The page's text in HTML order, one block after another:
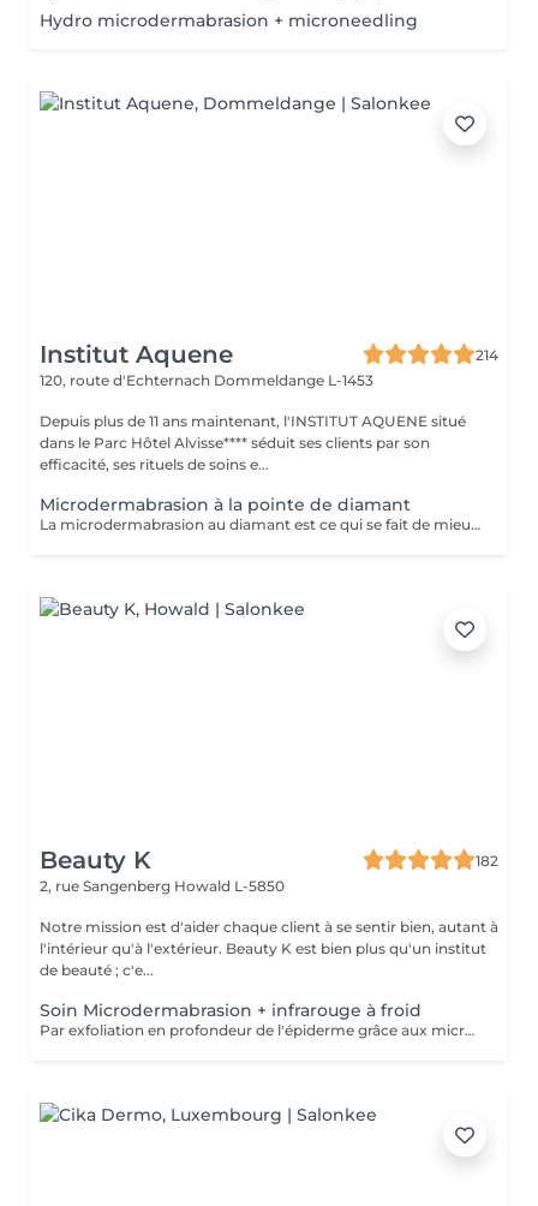
Hydro microdermabrasion + microneedling
Institut Aquene
214
120, route d'Echternach Dommeldange L-1453
Depuis plus de 11 ans maintenant, l'INSTITUT AQUENE situé
dans le Parc Hôtel Alvisse**** séduit ses clients par son
efficacité, ses rituels de soins e...
Microdermabrasion à la pointe de diamant
La microdermabrasion au diamant est ce qui se fait de mieux en matière de peeling. C'est un appareil innovateur, combinant 2 actions: polissante des cristaux de diamant qui enlève les cellules mortes. nettoyante qui stimule la croissance des cellules nouvelles ainsi que la production de collagène et d'élastine. Ce soin du visage a pour but d'exfolier la peau, d'en améliorer la texture et de procurer un teint lumineux. En cure allant de 5 à 8 séances en fonction de votre peau, vous pouvez atténuer les tâches, et même les cicatrises dû à l'acné par exemple. Vous pouvez inclure la microdermabrasion dans votre rendez-vous soin visage pour un supplément de 35€, les effets n'en seront que décupler. EXCEPTÉ POUR LE SOIN RÉVOLUTION
Beauty K
182
2, rue Sangenberg Howald L-5850
Notre mission est d'aider chaque client à se sentir bien, autant à
l'intérieur qu'à l'extérieur. Beauty K est bien plus qu'un institut
de beauté ; c'e...
Soin Microdermabrasion + infrarouge à froid
Par exfoliation en profondeur de l'épiderme grâce aux micro-cristaux, ce soin permet de nettoyer et de réduire: les taches pigmentaires et/ou certaines imperfections de la peau, resserrer les pores, atténuer rides, ridules et les cicatrices d'acné. Le soin s'accompagne de l'utilisation de LED afin de faire pénétrer en profondeur l'acide hyaluronique ou principes actifs.